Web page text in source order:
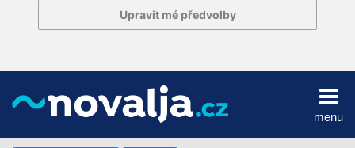
Upravit mé předvolby
menu